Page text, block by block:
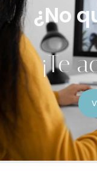
¿No
¡Te